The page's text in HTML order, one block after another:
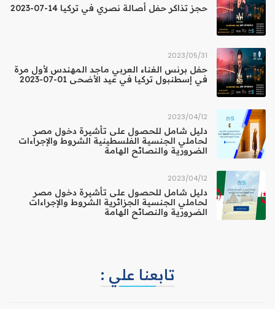
حجز تذاكر حفل أصالة نصري في تركيا 14-07-2023
31‏/05‏/2023
حفل برنس الغناء العربي ماجد المهندس لأول مرة
في إسطنبول تركيا في عيد الأضحى 01-07-2023
12‏/04‏/2023
دليل شامل للحصول على تأشيرة دخول مصر
لحاملي الجنسية الفلسطينية الشروط والإجراءات
الضرورية والنصائح الهامة
12‏/04‏/2023
دليل شامل للحصول على تأشيرة دخول مصر
لحاملي الجنسية الجزائرية الشروط والإجراءات
الضرورية والنصائح الهامة
تابعنا علي :